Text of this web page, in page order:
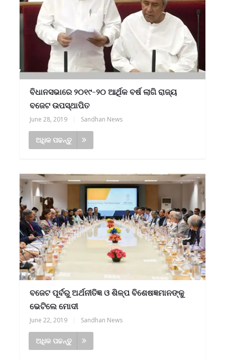
ବିଧାନସଭାରେ ୨୦୧୯-୨୦ ଆର୍ଥିକ ବର୍ଷ ଲାଗି ରାଜ୍ୟ
ବଜେଟ ଉପସ୍ଥାପିତ
June 28, 2019 Sandhan News
ଅଧିକ ପଢନ୍ତୁ
ବଜେଟ ପୂର୍ବରୁ ଅର୍ଥନୀତିଜ୍ଞ ଓ ଶିଳ୍ପ ବିଶେଷଜ୍ଞମାନଙ୍କୁ
ଭେଟିଲେ ମୋଦୀ
June 22, 2019 Sandhan News
ଅଧିକ ପଢନ୍ତୁ